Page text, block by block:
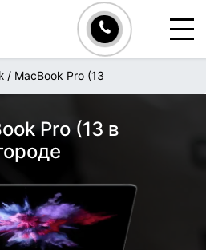
/ MacBook Pro (13
Pro (13 в